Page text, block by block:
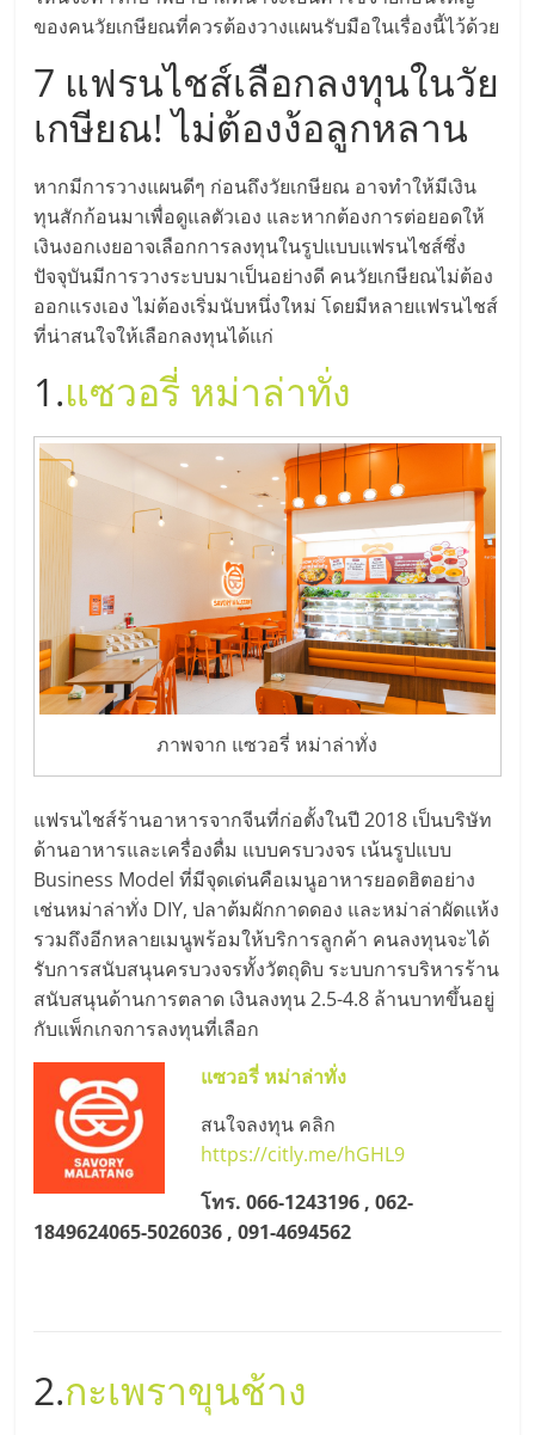
คืน
ทุน
ไว,
ที่
ปรึกษา
การ
ลงทุน
และ
ขยาย
สา
ขา
รน
ไชส์,
ศูนย์
รวม
แฟ
รน
ไชส์
สำหรับ
ของคนวัยเกษียณที่ควรต้องวางแผนรับมือในเรื่องนี้ไว้ด้วย
7 แฟรนไชส์เลือกลงทุนในวัย
เกษียณ! ไม่ต้องง้อลูกหลาน
หากมีการวางแผนดีๆ ก่อนถึงวัยเกษียณ อาจทำให้มีเงิน
ทุนสักก้อนมาเพื่อดูแลตัวเอง และหากต้องการต่อยอดให้
เงินงอกเงยอาจเลือกการลงทุนในรูปแบบแฟรนไชส์ซึ่ง
ปัจจุบันมีการวางระบบมาเป็นอย่างดี คนวัยเกษียณไม่ต้อง
ออกแรงเอง ไม่ต้องเริ่มนับหนึ่งใหม่ โดยมีหลายแฟรนไชส์
ที่น่าสนใจให้เลือกลงทุนได้แก่
1.แซวอรี่ หม่าล่าทั่ง
ภาพจาก แซวอรี่ หม่าล่าทั่ง
แฟรนไชส์ร้านอาหารจากจีนที่ก่อตั้งในปี 2018 เป็นบริษัท
ด้านอาหารและเครื่องดื่ม แบบครบวงจร เน้นรูปแบบ
Business Model ที่มีจุดเด่นคือเมนูอาหารยอดฮิตอย่าง
เช่นหม่าล่าทั่ง DIY, ปลาต้มผักกาดดอง และหม่าล่าผัดแห้ง
รวมถึงอีกหลายเมนูพร้อมให้บริการลูกค้า คนลงทุนจะได้
รับการสนับสนุนครบวงจรทั้งวัตถุดิบ ระบบการบริหารร้าน
สนับสนุนด้านการตลาด เงินลงทุน 2.5-4.8 ล้านบาทขึ้นอยู่
กับแพ็กเกจการลงทุนที่เลือก
แซวอรี่ หม่าล่าทั่ง
สนใจลงทุน คลิก
https://citly.me/hGHL9
โทร. 066-1243196 , 062-
1849624065-5026036 , 091-4694562
2.กะเพราขุนช้าง